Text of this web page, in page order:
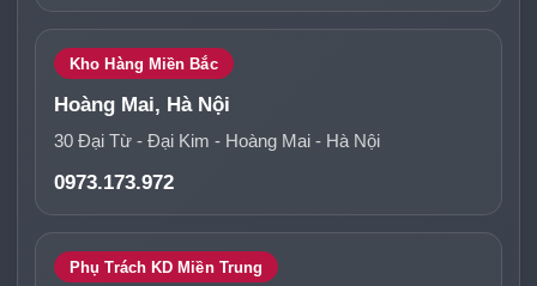
Kho Hàng Miền Bắc
Hoàng Mai, Hà Nội
30 Đại Từ - Đại Kim - Hoàng Mai - Hà Nội
0973.173.972
Phụ Trách KD Miền Trung